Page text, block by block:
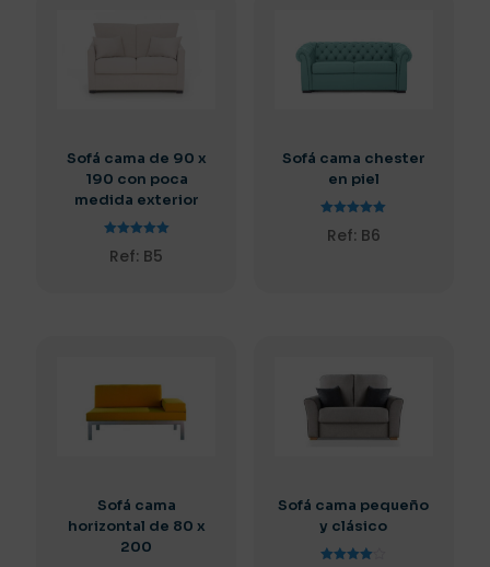
Sofá cama de 90 x
190 con poca
medida exterior
con
Ref: B5
Sofá cama chester
en piel
con
Ref: B6
Sofá cama
horizontal de 80 x
200
Sofá cama pequeño
y clásico